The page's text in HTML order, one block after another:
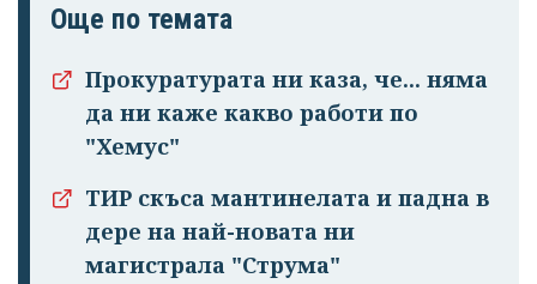
Още по темата
Прокуратурата ни каза, че... няма
да ни каже какво работи по
"Хемус"
ТИР скъса мантинелата и падна в
дере на най-новата ни
магистрала "Струма"